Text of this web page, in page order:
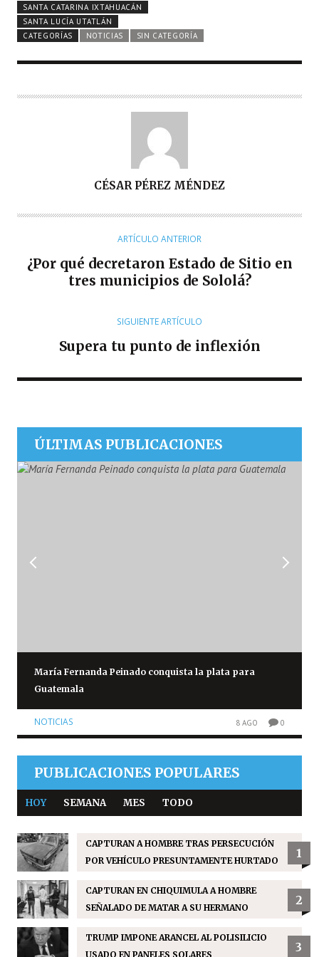
SANTA CATARINA IXTAHUACÁN
SANTA LUCÍA UTATLÁN
CATEGORÍAS
NOTICIAS SIN CATEGORÍA
T
CÉSAR PÉREZ MÉNDEZ
ARTÍCULO ANTERIOR
¿Por qué decretaron Estado de Sitio en
tres municipios de Sololá?
SIGUIENTE ARTÍCULO
Supera tu punto de inflexión
ÚLTIMAS PUBLICACIONES
María Fernanda Peinado conquista la plata para
Guatemala
NOTICIAS 8 AGO 0
PUBLICACIONES POPULARES
HOY SEMANA MES TODO
CAPTURAN A HOMBRE TRAS PERSECUCIÓN
POR VEHÍCULO PRESUNTAMENTE HURTADO
1
CAPTURAN EN CHIQUIMULA A HOMBRE
SEÑALADO DE MATAR A SU HERMANO
2
TRUMP IMPONE ARANCEL AL POLISILICIO
USADO EN PANELES SOLARES
3